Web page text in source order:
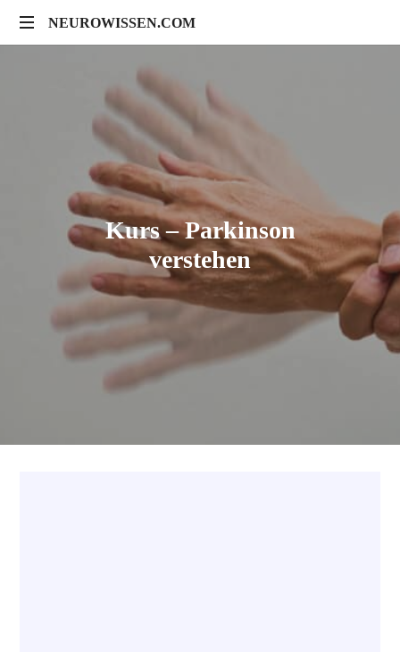
NEUROWISSEN.COM
neuropsychologische
Prävention
Kurs – Parkinson
verstehen